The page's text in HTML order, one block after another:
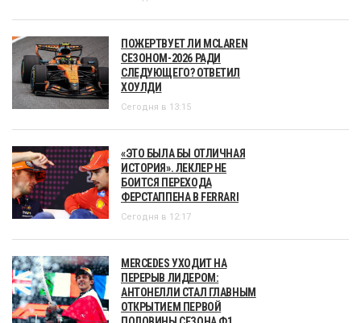
ПОЖЕРТВУЕТ ЛИ MCLAREN
СЕЗОНОМ-2026 РАДИ
СЛЕДУЮЩЕГО? ОТВЕТИЛ
ХОУЛДИ
Сегодня в 13:15
«ЭТО БЫЛА БЫ ОТЛИЧНАЯ
ИСТОРИЯ». ЛЕКЛЕР НЕ
БОИТСЯ ПЕРЕХОДА
ФЕРСТАППЕНА В FERRARI
Сегодня в 12:17
MERCEDES УХОДИТ НА
ПЕРЕРЫВ ЛИДЕРОМ:
АНТОНЕЛЛИ СТАЛ ГЛАВНЫМ
ОТКРЫТИЕМ ПЕРВОЙ